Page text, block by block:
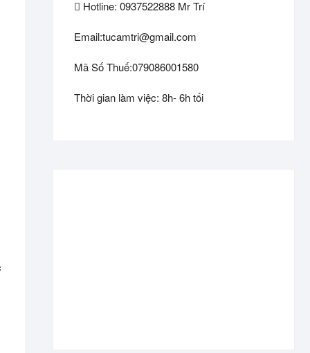
Hotline: 0937522888 Mr Trí
Email:tucamtri@gmail.com
Mã Số Thuế:079086001580
Thời gian làm việc: 8h- 6h tối